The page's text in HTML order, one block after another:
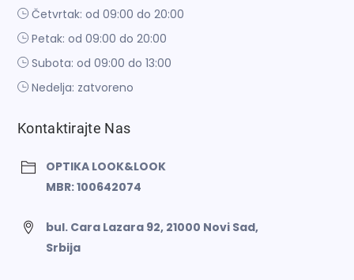
Četvrtak: od 09:00 do 20:00
Petak: od 09:00 do 20:00
Subota: od 09:00 do 13:00
Nedelja: zatvoreno
Kontaktirajte Nas
OPTIKA LOOK&LOOK
MBR: 100642074
bul. Cara Lazara 92, 21000 Novi Sad,
Srbija